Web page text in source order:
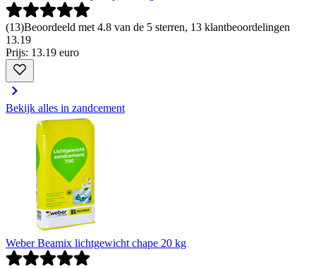
(13)Beoordeeld met 4.8 van de 5 sterren, 13 klantbeoordelingen
13.19
Prijs: 13.19 euro
Bekijk alles in zandcement
Weber Beamix lichtgewicht chape 20 kg